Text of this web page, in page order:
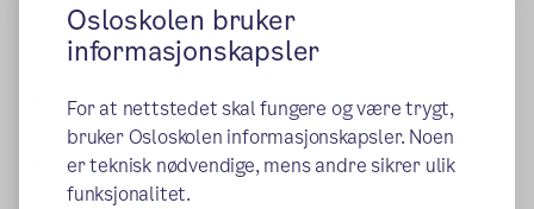
Osloskolen bruker
informasjonskapsler
For at nettstedet skal fungere og være trygt,
bruker Osloskolen informasjonskapsler. Noen
er teknisk nødvendige, mens andre sikrer ulik
funksjonalitet.
det innføres felles regler for forsentkomming og
fravær i videregående
det innføres en ny regel om bilder, filming og
lydopptak uten samtykke
det innføres en ny regel om plagiat og bruk av
kunstig intelligens (KI)